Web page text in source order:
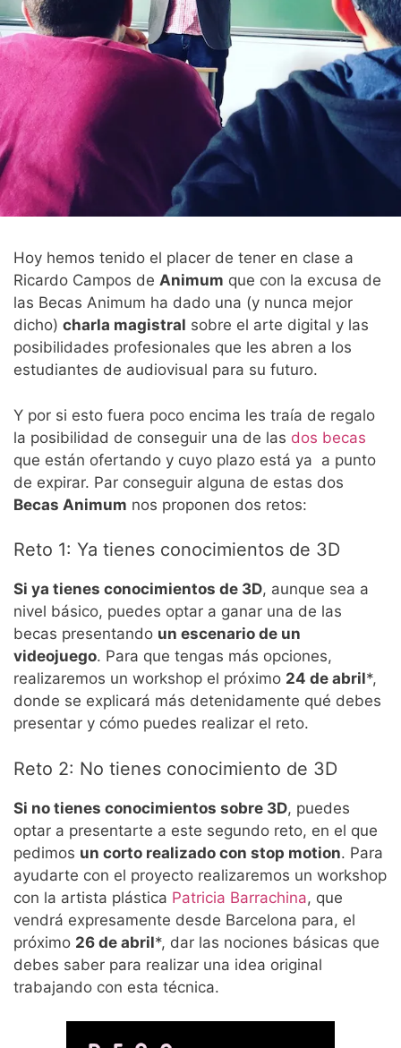
Hoy hemos tenido el placer de tener en clase a
Ricardo Campos de Animum que con la excusa de
las Becas Animum ha dado una (y nunca mejor
dicho) charla magistral sobre el arte digital y las
posibilidades profesionales que les abren a los
estudiantes de audiovisual para su futuro.
Y por si esto fuera poco encima les traía de regalo
la posibilidad de conseguir una de las dos becas
que están ofertando y cuyo plazo está ya a punto
de expirar. Par conseguir alguna de estas dos
Becas Animum nos proponen dos retos:
Reto 1: Ya tienes conocimientos de 3D
Si ya tienes conocimientos de 3D, aunque sea a
nivel básico, puedes optar a ganar una de las
becas presentando un escenario de un
videojuego. Para que tengas más opciones,
realizaremos un workshop el próximo 24 de abril*,
donde se explicará más detenidamente qué debes
presentar y cómo puedes realizar el reto.
Reto 2: No tienes conocimiento de 3D
Si no tienes conocimientos sobre 3D, puedes
optar a presentarte a este segundo reto, en el que
pedimos un corto realizado con stop motion. Para
ayudarte con el proyecto realizaremos un workshop
con la artista plástica Patricia Barrachina, que
vendrá expresamente desde Barcelona para, el
próximo 26 de abril*, dar las nociones básicas que
debes saber para realizar una idea original
trabajando con esta técnica.